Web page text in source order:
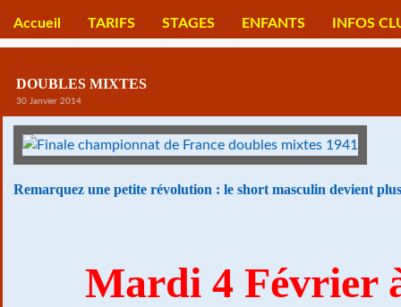
Accueil TARIFS STAGES ENFANTS INFOS
DOUBLES MIXTES
30 Janvier 2014
Remarquez une petite révolution : le short masculin devient
Mardi 4 Février